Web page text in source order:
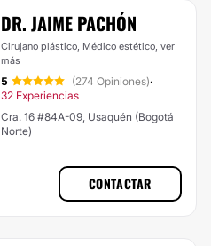
DR. JAIME PACHÓN
Cirujano plástico, Médico estético, ver
más
5 (274 Opiniones)·
32 Experiencias
Cra. 16 #84A-09, Usaquén (Bogotá
Norte)
CONTACTAR